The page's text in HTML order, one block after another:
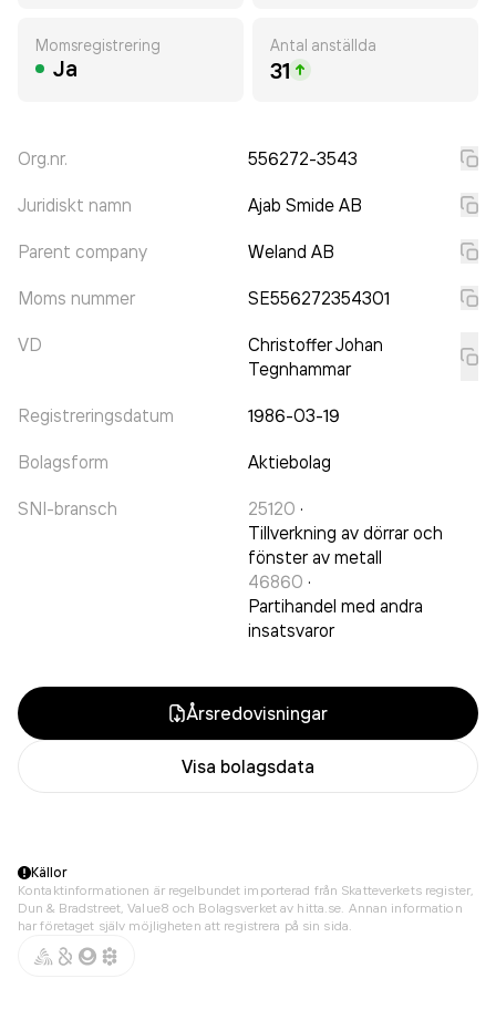
Momsregistrering
Ja
Antal anställda
31
Org.nr. 556272-3543
Juridiskt namn Ajab Smide AB
Parent company Weland AB
Moms nummer SE556272354301
VD
Christoffer Johan
Tegnhammar
Registreringsdatum 1986-03-19
Bolagsform Aktiebolag
SNI-bransch 25120 ·
Tillverkning av dörrar och
fönster av metall
46860 ·
Partihandel med andra
insatsvaror
Årsredovisningar
Visa bolagsdata
Källor
Kontaktinformationen är regelbundet importerad från Skatteverkets register,
Dun & Bradstreet, Value8 och Bolagsverket av hitta.se. Annan information
har företaget själv möjligheten att registrera på sin sida.